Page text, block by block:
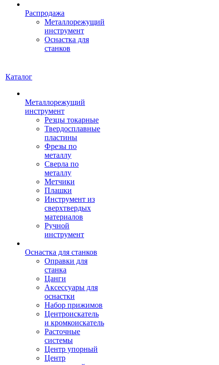
Распродажа
Металлорежущий
инструмент
Оснастка для
станков
Каталог
Металлорежущий
инструмент
Резцы токарные
Твердосплавные
пластины
Фрезы по
металлу
Сверла по
металлу
Метчики
Плашки
Инструмент из
сверхтвердых
материалов
Ручной
инструмент
Оснастка для станков
Оправки для
станка
Цанги
Аксессуары для
оснастки
Набор прижимов
Центроискатель
и кромкоискатель
Расточные
системы
Центр упорный
Центр